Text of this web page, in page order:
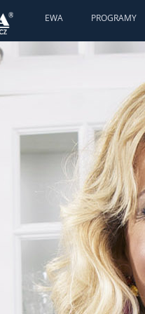
EWA PROGRAMY